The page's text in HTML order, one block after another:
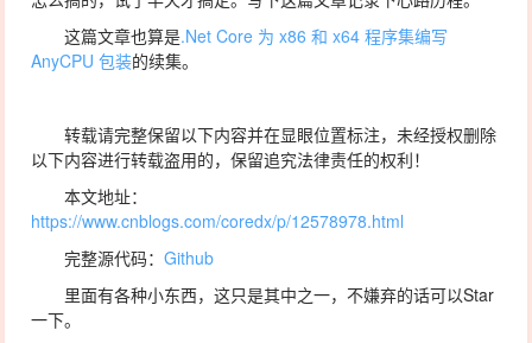
这篇文章也算是.Net Core 为 x86 和 x64 程序集编写
AnyCPU 包装的续集。
转载请完整保留以下内容并在显眼位置标注，未经授权删除
以下内容进行转载盗用的，保留追究法律责任的权利！
本文地址：
https://www.cnblogs.com/coredx/p/12578978.html
完整源代码：Github
里面有各种小东西，这只是其中之一，不嫌弃的话可以Star
一下。